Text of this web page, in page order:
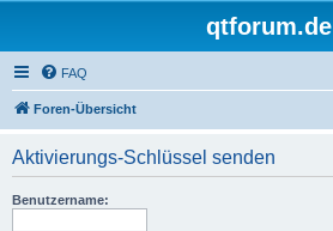
qtforum.de
FAQ
Foren-Übersicht
Aktivierungs-Schlüssel senden
Benutzername: